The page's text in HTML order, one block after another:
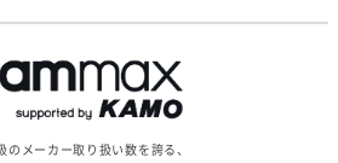
のメーカー取り扱い数を誇る、